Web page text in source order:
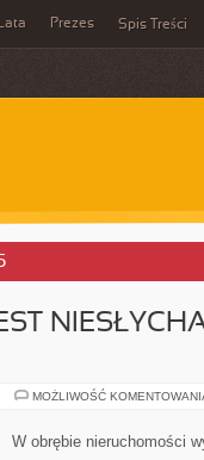
Lata Prezes Spis Treści
MOŻLIWOŚĆ
W obrębie nieruchomości